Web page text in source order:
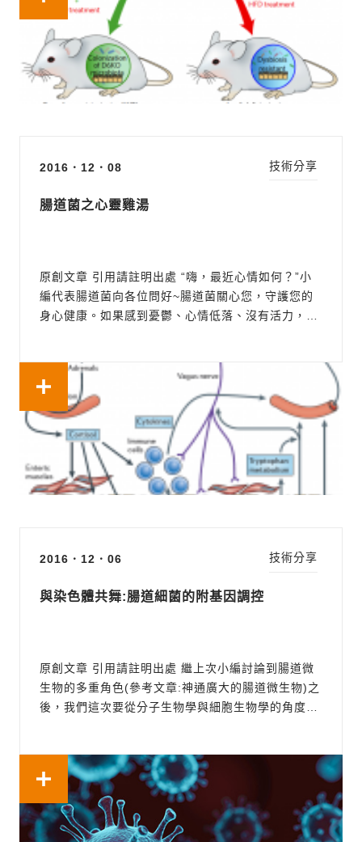
2016．12．08
腸道菌之心靈雞湯
原創文章 引用請註明出處 “嗨，最近心情如何？”小
編代表腸道菌向各位問好~腸道菌關心您，守護您的
身心健康。如果感到憂鬱、心情低落、沒有活力，甚
過許多方式影響人類大腦活動。大腦主導的情緒...
技術分享
2016．12．06
與染色體共舞:腸道細菌的附基因調控
原創文章 引用請註明出處 繼上次小編討論到腸道微
生物的多重角色(參考文章:神通廣大的腸道微生物)之
後，我們這次要從分子生物學與細胞生物學的角度，
構簡單的代謝產物來影響人類不同器官的基因表現。
如果各位看...
技術分享